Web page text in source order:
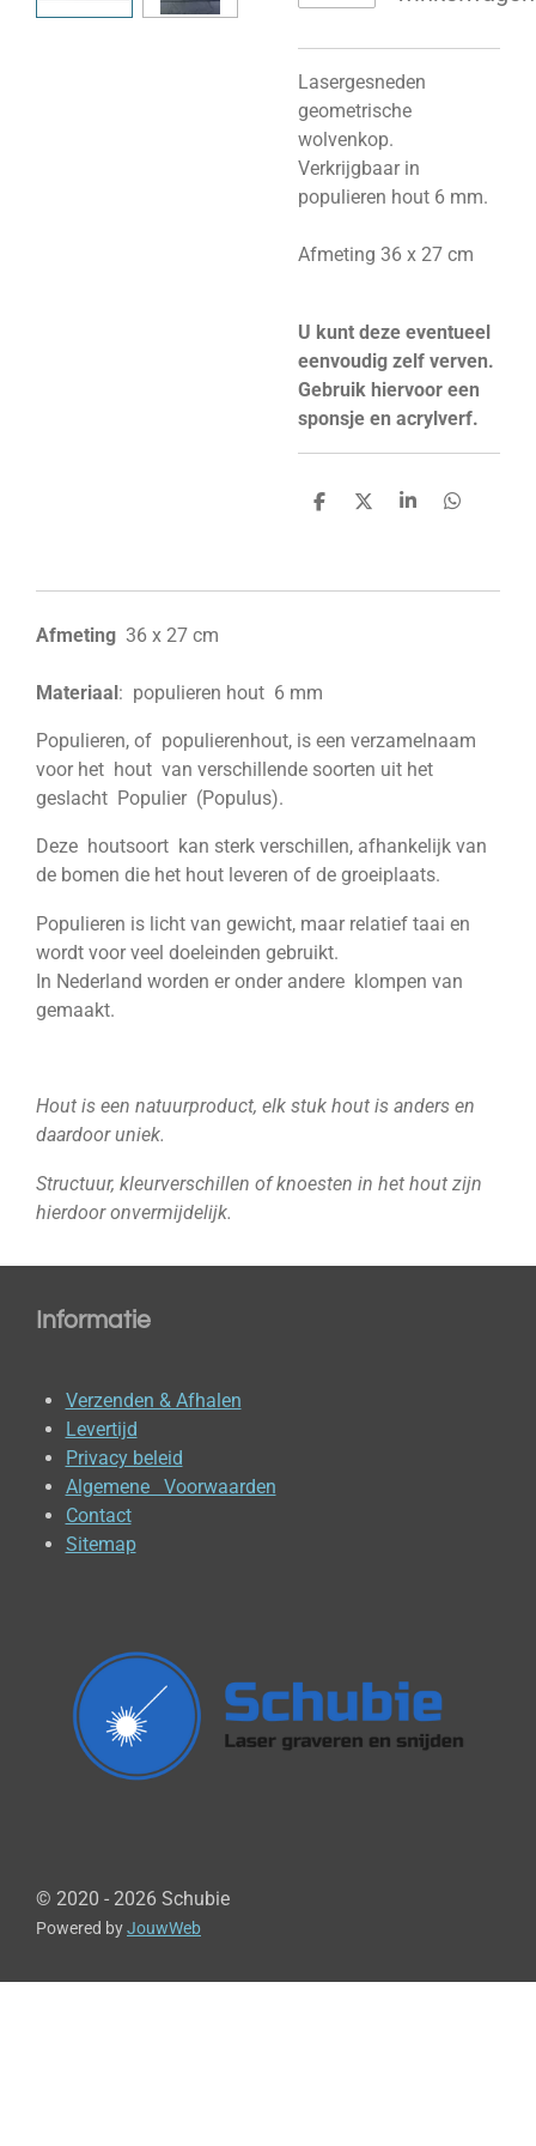
Lasergesneden
geometrische
wolvenkop.
Verkrijgbaar in
populieren hout 6 mm.
Afmeting 36 x 27 cm
U kunt deze eventueel
eenvoudig zelf verven.
Gebruik hiervoor een
sponsje en acrylverf.
D
n
D
S
e
D
n
Afmeting 36 x 27 cm
Materiaal: populieren hout 6 mm
Populieren, of populierenhout, is een verzamelnaam
voor het hout van verschillende soorten uit het
geslacht Populier (Populus).
Deze houtsoort kan sterk verschillen, afhankelijk van
de bomen die het hout leveren of de groeiplaats.
Populieren is licht van gewicht, maar relatief taai en
wordt voor veel doeleinden gebruikt.
In Nederland worden er onder andere klompen van
gemaakt.
Hout is een natuurproduct, elk stuk hout is anders en
daardoor uniek.
Structuur, kleurverschillen of knoesten in het hout zijn
hierdoor onvermijdelijk.
Informatie
Verzenden & Afhalen
Levertijd
Privacy beleid
Algemene Voorwaarden
Contact
Sitemap
© 2020 - 2026 Schubie
Powered byJouwWeb